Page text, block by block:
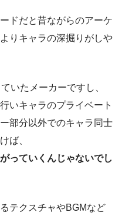
ドだと昔ながらのアーケ
りキャラの深掘りがしや
いたメーカーですし、
いキャラのプライベート
部分以外でのキャラ同士
ば、
っていくんじゃないでし
テクスチャやBGMなど